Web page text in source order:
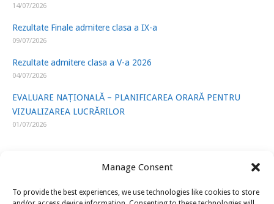
Manage Consent
To provide the best experiences, we use technologies like cookies to store
14/07/2026
Rezultate Finale admitere clasa a IX-a
09/07/2026
Rezultate admitere clasa a V-a 2026
04/07/2026
EVALUARE NAȚIONALĂ – PLANIFICAREA ORARĂ PENTRU
VIZUALIZAREA LUCRĂRILOR
01/07/2026
LINK-URI UTILE